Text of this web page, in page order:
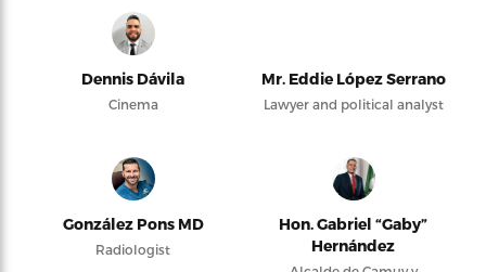
Dennis Dávila
Cinema
Mr. Eddie López Serrano
Lawyer and political analyst
González Pons MD
Radiologist
Hon. Gabriel “Gaby”
Hernández